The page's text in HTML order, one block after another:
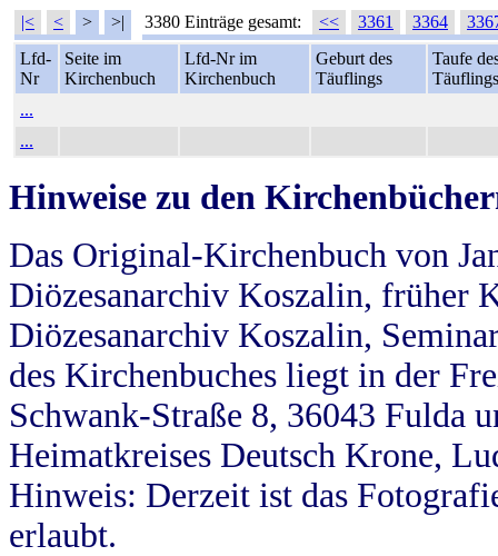
|< < > >| 3380 Einträge gesamt: << 3361 3364
Lfd-
Nr
Seite im
Kirchenbuch
Lfd-Nr im
Kirchenbuch
Geburt des
Täuflings
Taufe
Täuflings
...
...
Hinweise zu den
Das Original-Kirchenbuch von
Diözesanarchiv Koszalin, früher
Diözesanarchiv Koszalin,
des Kirchenbuches liegt in der
Schwank-Straße 8, 36043 Fulda
Heimatkreises Deutsch Krone,
Hinweis: Derzeit ist das
erlaubt.